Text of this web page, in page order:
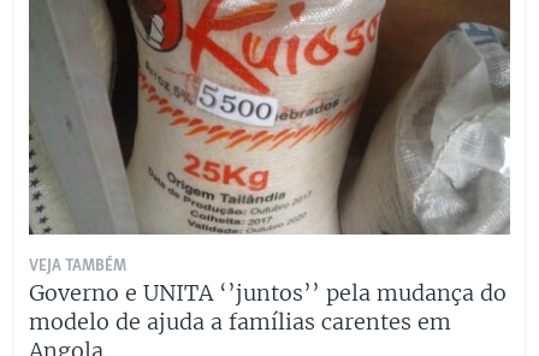
VEJA TAMBÉM
Governo e UNITA ‘’juntos’’ pela mudança do
modelo de ajuda a famílias carentes em
Angola